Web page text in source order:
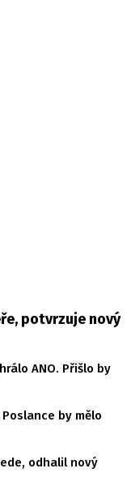
potvrzuje nový
ANO. Přišlo by
by mělo
odhalil nový